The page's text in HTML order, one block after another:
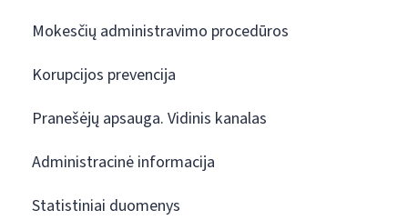
Mokesčių administravimo procedūros
Korupcijos prevencija
Pranešėjų apsauga. Vidinis kanalas
Administracinė informacija
Statistiniai duomenys